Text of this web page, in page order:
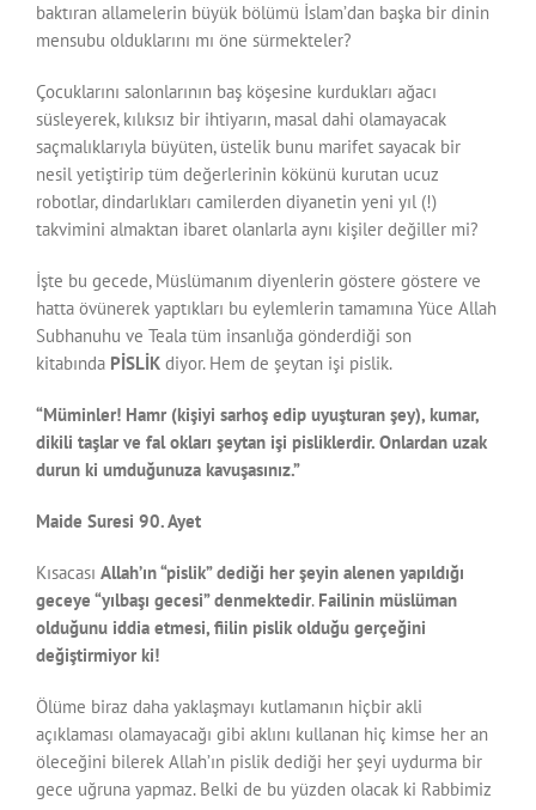
baktıran allamelerin büyük bölümü İslam’dan başka bir dinin
mensubu olduklarını mı öne sürmekteler?
Çocuklarını salonlarının baş köşesine kurdukları ağacı
süsleyerek, kılıksız bir ihtiyarın, masal dahi olamayacak
saçmalıklarıyla büyüten, üstelik bunu marifet sayacak bir
nesil yetiştirip tüm değerlerinin kökünü kurutan ucuz
robotlar, dindarlıkları camilerden diyanetin yeni yıl (!)
takvimini almaktan ibaret olanlarla aynı kişiler değiller mi?
İşte bu gecede, Müslümanım diyenlerin göstere göstere ve
hatta övünerek yaptıkları bu eylemlerin tamamına Yüce Allah
Subhanuhu ve Teala tüm insanlığa gönderdiği son
kitabında PİSLİK diyor. Hem de şeytan işi pislik.
“Müminler! Hamr (kişiyi sarhoş edip uyuşturan şey), kumar,
dikili taşlar ve fal okları şeytan işi pisliklerdir. Onlardan uzak
durun ki umduğunuza kavuşasınız.”
Maide Suresi 90. Ayet
Kısacası Allah’ın “pislik” dediği her şeyin alenen yapıldığı
geceye “yılbaşı gecesi” denmektedir. Failinin müslüman
olduğunu iddia etmesi, fiilin pislik olduğu gerçeğini
değiştirmiyor ki!
Ölüme biraz daha yaklaşmayı kutlamanın hiçbir akli
açıklaması olamayacağı gibi aklını kullanan hiç kimse her an
öleceğini bilerek Allah’ın pislik dediği her şeyi uydurma bir
gece uğruna yapmaz. Belki de bu yüzden olacak ki Rabbimiz